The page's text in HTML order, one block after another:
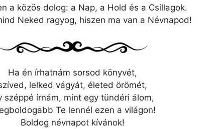
a közös dolog: a Nap, a Hold és a Csillagok.
Neked ragyog, hiszen ma van a Névnapod!
Ha én írhatnám sorsod könyvét,
lelked vágyát, életed örömét,
széppé írnám, mint egy tündéri álom,
Te lennél ezen a világon!
Boldog névnapot kívánok!